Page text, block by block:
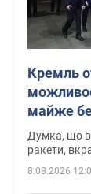
Кремль
майже
Думка, що в
ракети,
8.08.2026